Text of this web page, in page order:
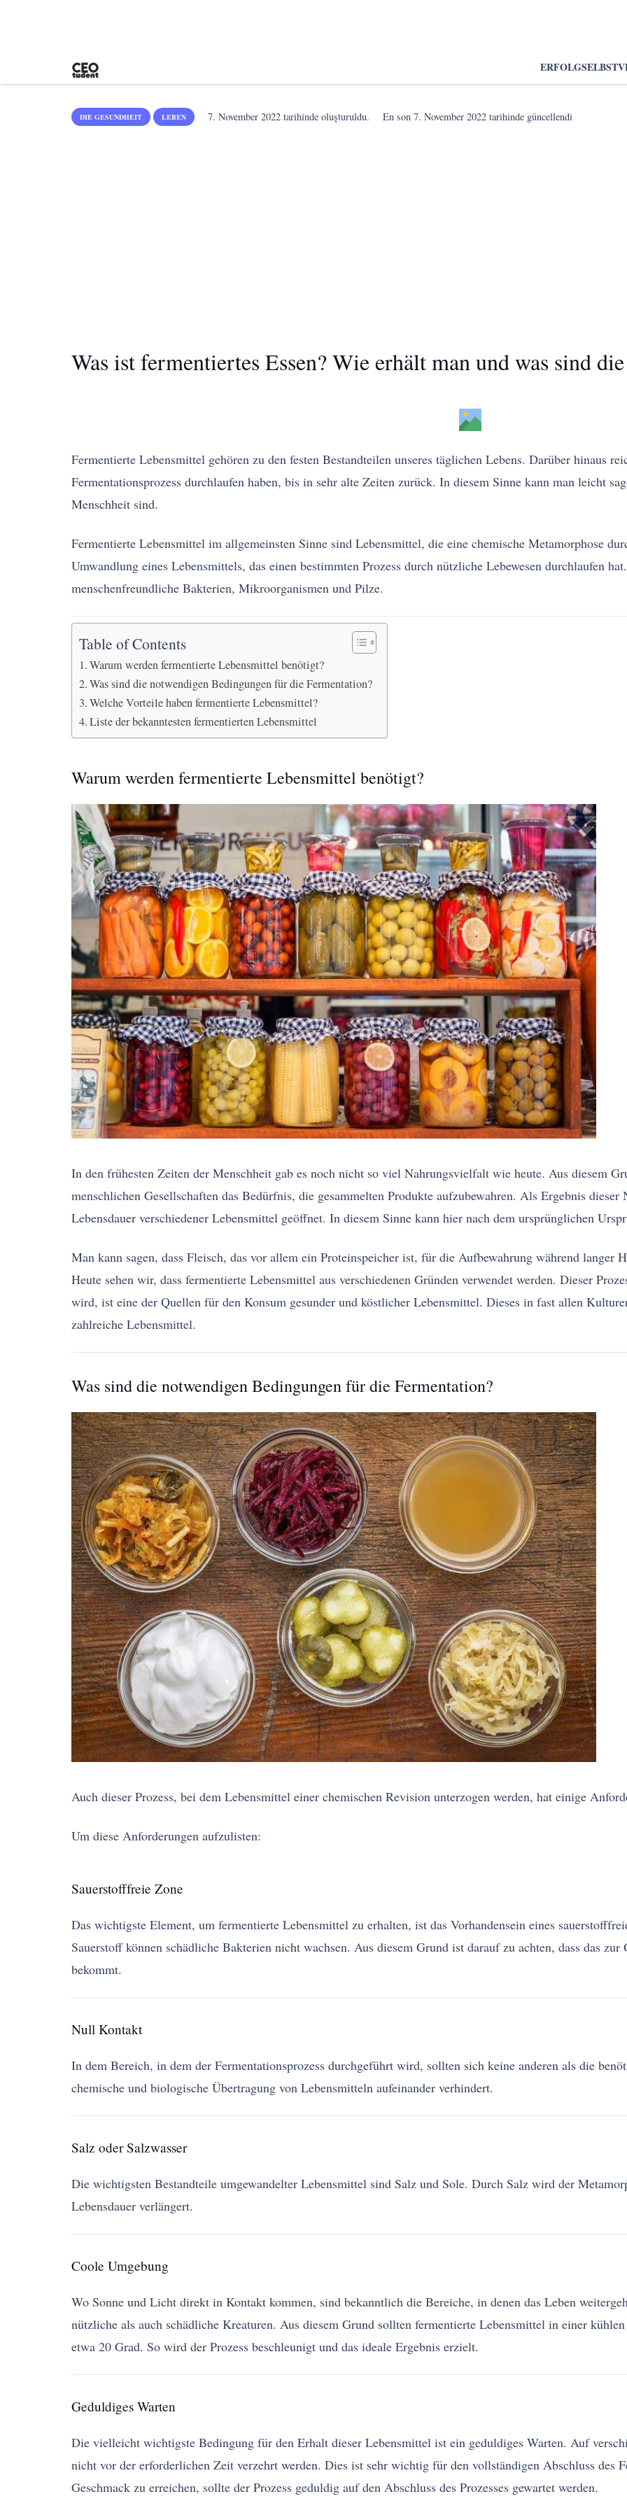
ERFOLG
DIE GESUNDHEIT LEBEN 7. November 2022 tarihinde oluşturuldu. En son7. November 2022 tarihinde güncellendi
Was ist fermentiertes Essen? Wie erhält man und was sind
Fermentierte Lebensmittel gehören zu den festen Bestandteilen unseres täglichen Lebens. Darüber hinaus
Fermentationsprozess durchlaufen haben, bis in sehr alte Zeiten zurück. In diesem Sinne kann man leicht
Menschheit sind.
Fermentierte Lebensmittel im allgemeinsten Sinne sind Lebensmittel, die eine chemische Metamorphose
Umwandlung eines Lebensmittels, das einen bestimmten Prozess durch nützliche Lebewesen durchlaufen
menschenfreundliche Bakterien, Mikroorganismen und Pilze.
Table of Contents
Warum werden fermentierte Lebensmittel benötigt?
Was sind die notwendigen Bedingungen für die Fermentation?
Welche Vorteile haben fermentierte Lebensmittel?
Liste der bekanntesten fermentierten Lebensmittel
Warum werden fermentierte Lebensmittel benötigt?
In den frühesten Zeiten der Menschheit gab es noch nicht so viel Nahrungsvielfalt wie heute. Aus diesem
menschlichen Gesellschaften das Bedürfnis, die gesammelten Produkte aufzubewahren. Als Ergebnis
Lebensdauer verschiedener Lebensmittel geöffnet. In diesem Sinne kann hier nach dem ursprünglichen
Man kann sagen, dass Fleisch, das vor allem ein Proteinspeicher ist, für die Aufbewahrung während langer
Heute sehen wir, dass fermentierte Lebensmittel aus verschiedenen Gründen verwendet werden. Dieser
wird, ist eine der Quellen für den Konsum gesunder und köstlicher Lebensmittel. Dieses in fast allen
zahlreiche Lebensmittel.
Was sind die notwendigen Bedingungen für die Fermentation?
Auch dieser Prozess, bei dem Lebensmittel einer chemischen Revision unterzogen werden, hat einige
Um diese Anforderungen aufzulisten:
Sauerstofffreie Zone
Das wichtigste Element, um fermentierte Lebensmittel zu erhalten, ist das Vorhandensein eines
Sauerstoff können schädliche Bakterien nicht wachsen. Aus diesem Grund ist darauf zu achten, dass das
bekommt.
Null Kontakt
In dem Bereich, in dem der Fermentationsprozess durchgeführt wird, sollten sich keine anderen als die
chemische und biologische Übertragung von Lebensmitteln aufeinander verhindert.
Salz oder Salzwasser
Die wichtigsten Bestandteile umgewandelter Lebensmittel sind Salz und Sole. Durch Salz wird der
Lebensdauer verlängert.
Coole Umgebung
Wo Sonne und Licht direkt in Kontakt kommen, sind bekanntlich die Bereiche, in denen das Leben
nützliche als auch schädliche Kreaturen. Aus diesem Grund sollten fermentierte Lebensmittel in einer
etwa 20 Grad. So wird der Prozess beschleunigt und das ideale Ergebnis erzielt.
Geduldiges Warten
Die vielleicht wichtigste Bedingung für den Erhalt dieser Lebensmittel ist ein geduldiges Warten. Auf
nicht vor der erforderlichen Zeit verzehrt werden. Dies ist sehr wichtig für den vollständigen Abschluss des
Geschmack zu erreichen, sollte der Prozess geduldig auf den Abschluss des Prozesses gewartet werden.